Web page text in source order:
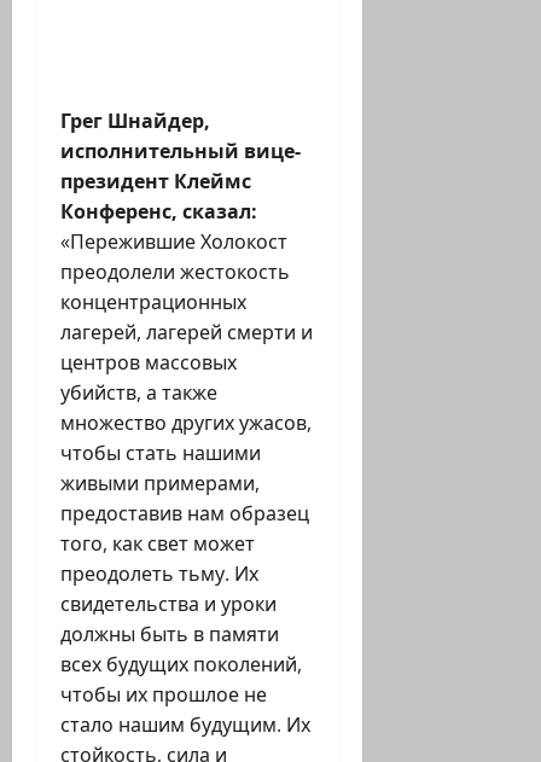
Грег Шнайдер,
исполнительный вице-
президент Клеймс
Конференс, сказал:
«Пережившие Холокост
преодолели жестокость
концентрационных
лагерей, лагерей смерти и
центров массовых
убийств, а также
множество других ужасов,
чтобы стать нашими
живыми примерами,
предоставив нам образец
того, как свет может
преодолеть тьму. Их
свидетельства и уроки
должны быть в памяти
всех будущих поколений,
чтобы их прошлое не
стало нашим будущим. Их
стойкость, сила и